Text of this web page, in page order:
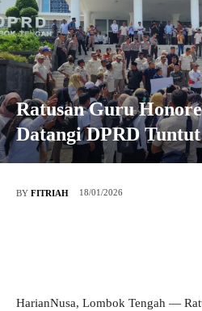
Ratusan Guru
Datangi DPRD
BY FITRIAH 18/01/2026
HarianNusa, Lombok Tengah —